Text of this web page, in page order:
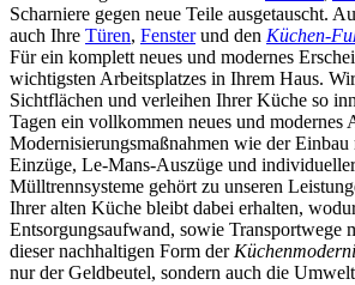
Scharniere gegen neue Teile ausgetauscht.
auch Ihre Türen, Fensterund den Küchen-
Für ein komplett neues und modernes
wichtigsten Arbeitsplatzes in Ihrem Haus.
Sichtflächen und verleihen Ihrer Küche so
Tagen ein vollkommen neues und modernes
Modernisierungsmaßnahmen wie der Einbau
Einzüge, Le-Mans-Auszüge und
Mülltrennsysteme gehört zu unseren
Ihrer alten Küche bleibt dabei erhalten,
Entsorgungsaufwand, sowie Transportwege
dieser nachhaltigen Form der
nur der Geldbeutel, sondern auch die